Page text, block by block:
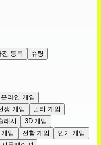
전 등록 슈팅
온라인 게임
쟁 게임
멀티 게임
래시
3D 게임
임 전함 게임
인기 게임